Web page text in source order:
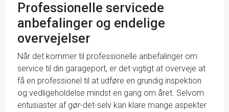
Professionelle servicede
anbefalinger og endelige
overvejelser
Når det kommer til professionelle anbefalinger om
service til din garageport, er det vigtigt at overveje at
få en professionel til at udføre en grundig inspektion
og vedligeholdelse mindst en gang om året. Selvom
entusiaster af gør-det-selv kan klare mange aspekter